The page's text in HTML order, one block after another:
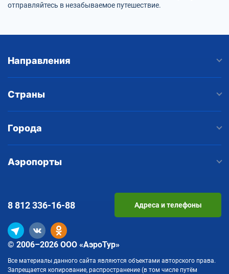
отправляйтесь в незабываемое путешествие.
Направления
Страны
Города
Аэропорты
© 2006–2026 ООО «АэроТур»
Все материалы данного сайта являются объектами авторского права.
Запрещается копирование, распространение (в том числе путём
8 812336-16-88 Адреса и телефоны